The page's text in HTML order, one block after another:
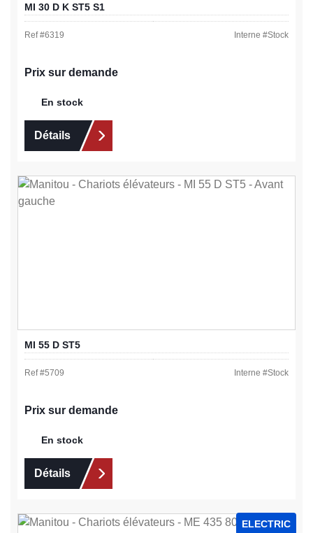
MI 30 D K ST5 S1
Ref #6319 Interne #Stock
Prix sur demande
En stock
Détails
MI 55 D ST5
Ref #5709 Interne #Stock
Prix sur demande
En stock
Détails
ELECTRIC